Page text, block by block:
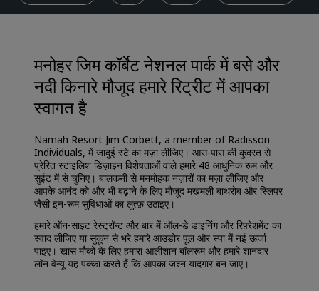
मनोहर जिम कॉर्बेट नेशनल पार्क में बसे और
नदी किनारे मौजूद हमारे रिट्रीट में आपका
स्वागत है
Namah Resort Jim Corbett, a member of Radisson
Individuals, में जादुई स्टे का मज़ा लीजिए। आस-पास की कुदरत से
प्रेरित स्टाइलिश डिज़ाइन विशेषताओं वाले हमारे 48 आधुनिक रूम और
सुईट में से चुनिए। बालकनी से मनमोहक नज़ारों का मज़ा लीजिए और
आपके आनंद को और भी बढ़ाने के लिए मौजूद मखमली बाथरोब और स्लिपर
जैसी इन-रूम सुविधाओं का लुत्फ़ उठाइए।
हमारे ऑन-साइट रेस्ट्रॉन्ट और बार में ऑल-डे डाइनिंग और रिफ़्रेशमेंट का
स्वाद लीजिए या सुकून से भरे हमारे आउडोर पूल और स्पा में नई ऊर्जा
पाइए। खास मौकों के लिए हमारा आलीशान बॉलरूम और हमारे शानदार
लॉन वेन्यू यह पक्का करते हैं कि आपका जश्न यादगार बन जाए।